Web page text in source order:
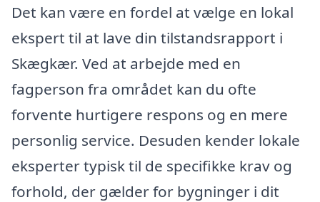
Det kan være en fordel at vælge en lokal
ekspert til at lave din tilstandsrapport i
Skægkær. Ved at arbejde med en
fagperson fra området kan du ofte
forvente hurtigere respons og en mere
personlig service. Desuden kender lokale
eksperter typisk til de specifikke krav og
forhold, der gælder for bygninger i dit